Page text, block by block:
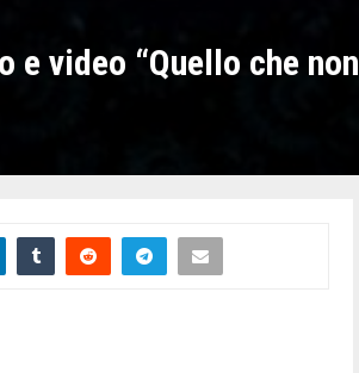
video “Quello che non